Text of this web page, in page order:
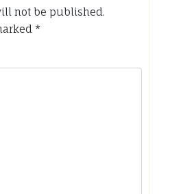
not be published.
*